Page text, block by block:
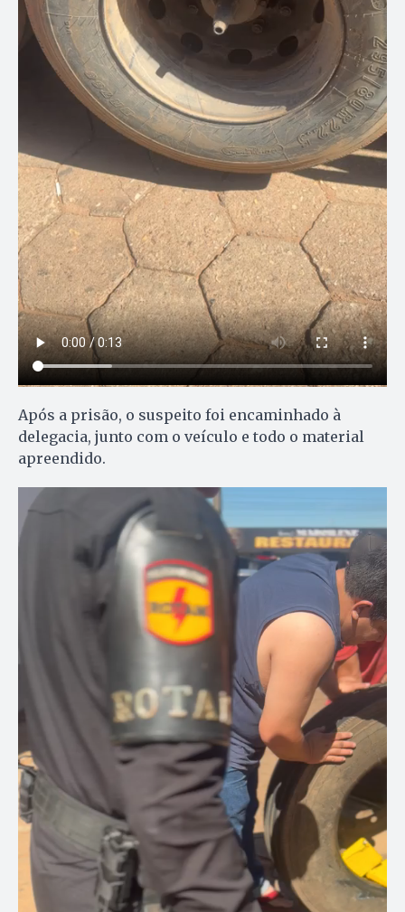
Após a prisão, o suspeito foi encaminhado à
delegacia, junto com o veículo e todo o material
apreendido.